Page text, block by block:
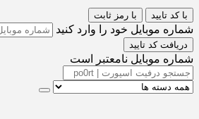
با کد تایید با رمز ثابت
شماره موبایل خود را وارد کنید
دریافت کد تایید
شماره موبایل نامعتبر است